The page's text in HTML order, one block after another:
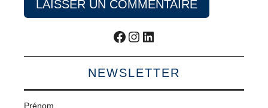
Facebook
Instagram
LinkedIn
NEWSLETTER
Prénom